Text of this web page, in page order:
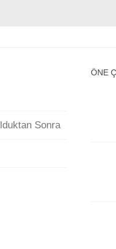
Sonra
ÖNE